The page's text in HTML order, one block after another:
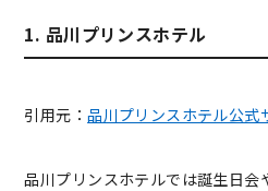
1. 品川プリンスホテル
引用元：品川プリンスホテル公式
品川プリンスホテルでは誕生日会